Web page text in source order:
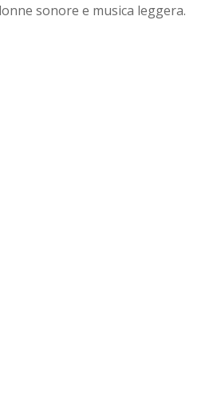
sonore e musica leggera.